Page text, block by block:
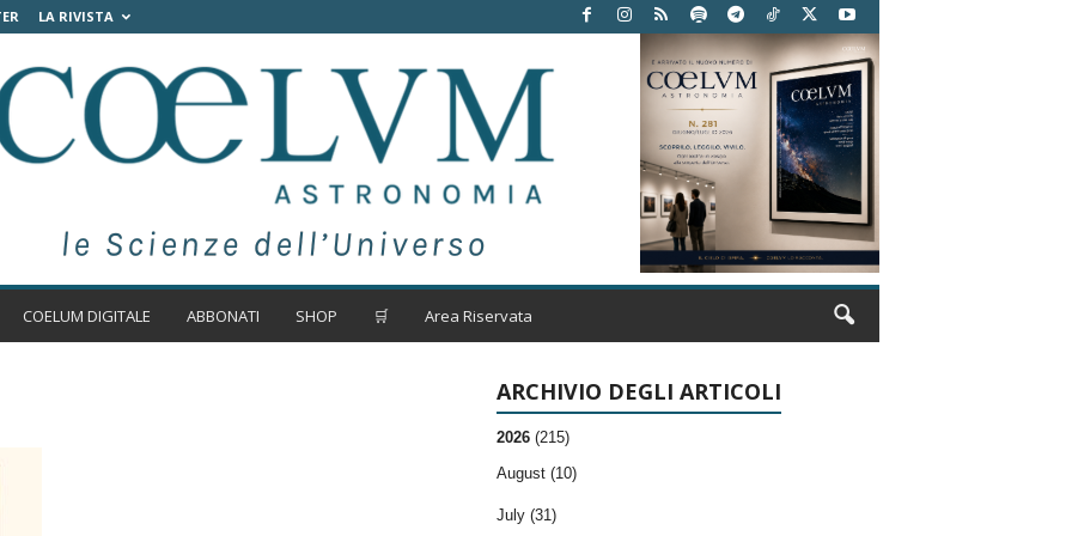
LA RIVISTA
COELUM DIGITALE ABBONATI SHOP 🛒 Area Riservata
ARCHIVIO DEGLI ARTICOLI
2026 (215)
August (10)
July (31)